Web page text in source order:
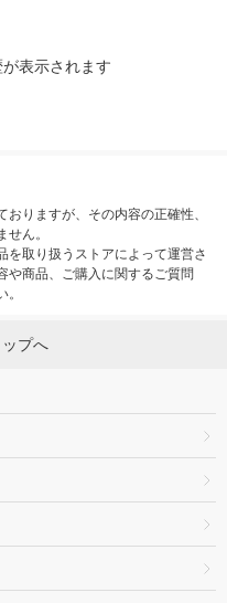
表示されます
りますが、その内容の正確性、
ん。
を取り扱うストアによって運営さ
や商品、ご購入に関するご質問
プへ